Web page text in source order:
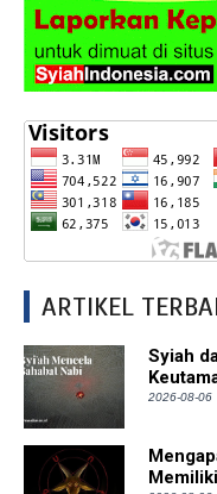
ARTIKEL
Syiah
2026-08-06